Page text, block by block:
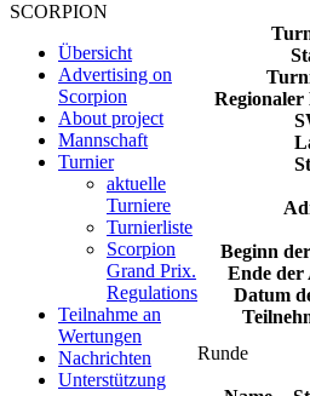
SCORPION
Übersicht
Advertising on
Scorpion
About project
Mannschaft
Turnier
aktuelle
Turniere
Turnierliste
Scorpion
Grand Prix.
Regulations
Teilnahme an
Wertungen
Nachrichten
Unterstützung
Beginn
Ende der
Datum
Runde